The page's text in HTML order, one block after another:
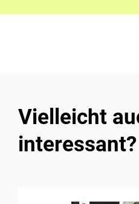
Vielleicht
interessant?